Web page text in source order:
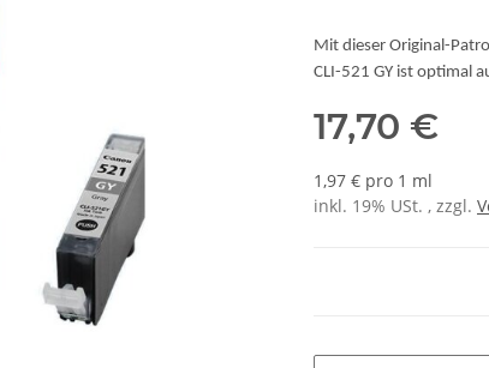
Mit dieser Original-
CLI-521 GY ist optimal
17,70 €
1,97 € pro 1 ml
inkl. 19% USt. , zzgl.